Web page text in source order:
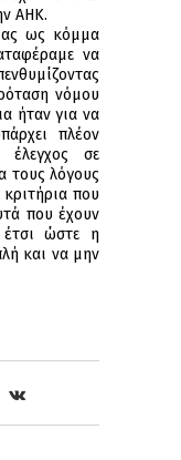
ΑΗΚ.
ως κόμμα
να
νόμου
ήταν για να
πλέον
έλεγχος σε
τους λόγους
που
που έχουν
έτσι ώστε η
και να μην